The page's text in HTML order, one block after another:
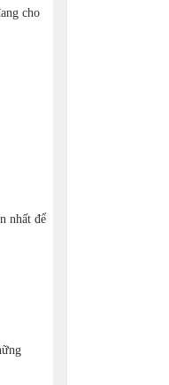
cho
nhất để